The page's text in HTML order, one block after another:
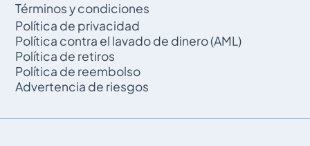
Términos y condiciones
Política de privacidad
Política contra el lavado de dinero (AML)
Política de retiros
Política de reembolso
Advertencia de riesgos